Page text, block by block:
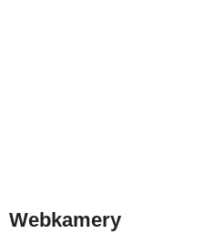
Webkamery